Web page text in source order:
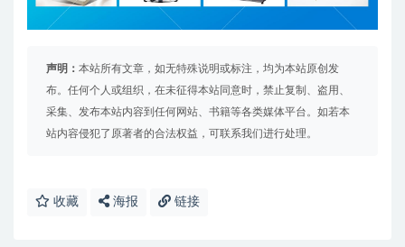
声明： 本站所有文章，如无特殊说明或标注，均为本站原创发
布。任何个人或组织，在未征得本站同意时，禁止复制、盗用、
采集、发布本站内容到任何网站、书籍等各类媒体平台。如若本
站内容侵犯了原著者的合法权益，可联系我们进行处理。
收藏 海报 链接